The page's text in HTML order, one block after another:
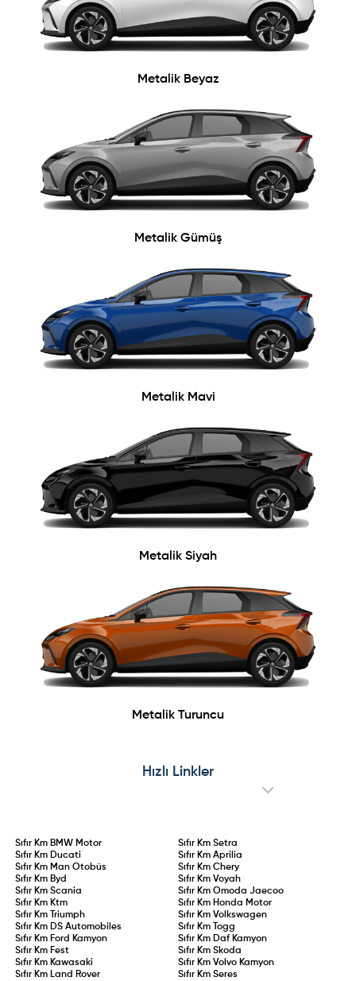
Metalik Beyaz
Metalik Gümüş
Metalik Mavi
Metalik Siyah
Metalik Turuncu
Hızlı Linkler
Sıfır Km BMW Motor Sıfır Km Setra
Sıfır Km Ducati Sıfır Km Aprilia
Sıfır Km Man Otobüs Sıfır Km Chery
Sıfır Km Byd Sıfır Km Voyah
Sıfır KmScania Sıfır Km Omoda Jaecoo
Sıfır Km Ktm Sıfır Km Honda Motor
Sıfır Km
Triumph Sıfır Km Volkswagen
Sıfır Km DS Automobiles Sıfır Km
Togg
Sıfır Km Ford Kamyon Sıfır Km Daf Kamyon
Sıfır Km Fest Sıfır Km Skoda
Sıfır Km Kawasaki Sıfır Km Volvo Kamyon
Sıfır Km Land Rover Sıfır Km Seres